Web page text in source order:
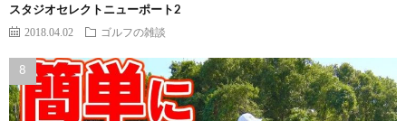
スタジオセレクトニューポート2
2018.04.02 ゴルフの雑談